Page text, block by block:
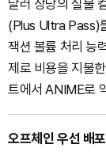
달러 상당의 실물
(Plus Ultra Pass)
잭션 볼륨 처리 능
제로 비용을 지불
트에서 ANIME로
오프체인 우선 배포